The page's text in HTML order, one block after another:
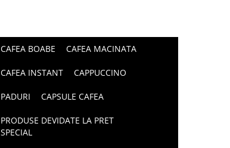
CAFEA BOABE CAFEA MACINATA
CAFEA INSTANT CAPPUCCINO
PADURI CAPSULE CAFEA
PRODUSE DEVIDATE LA PRET
SPECIAL